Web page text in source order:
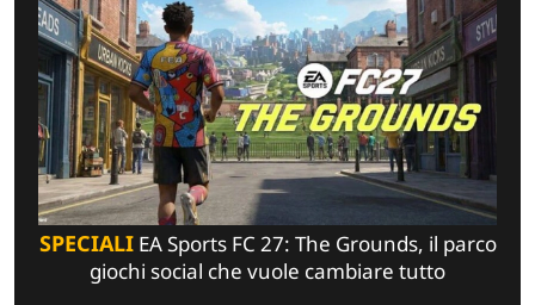
SPECIALIEA Sports FC 27: The Grounds, il parco
giochi social che vuole cambiare tutto